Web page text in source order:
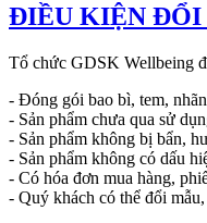
ĐIỀU KIỆN ĐỔI
Tổ chức GDSK Wellbeing
- Đóng gói bao bì, tem,
- Sản phẩm chưa qua sử
- Sản phẩm không bị bẩn,
- Sản phẩm không có dấu
- Có hóa đơn mua hàng,
- Quý khách có thể đổi